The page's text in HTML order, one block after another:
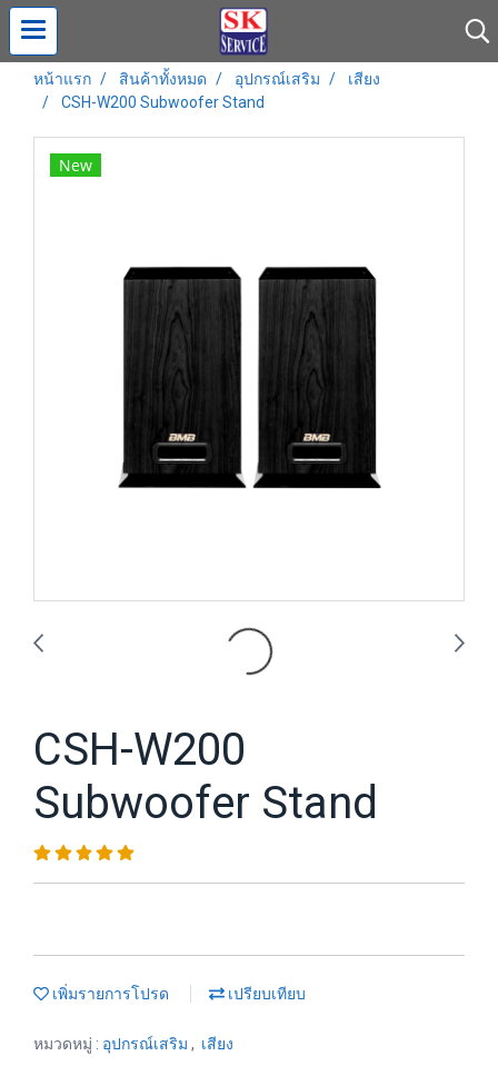
หน้าแรก สินค้าทั้งหมด อุปกรณ์เสริม
เสียง
CSH-W200 Subwoofer Stand
New
CSH-W200
Subwoofer Stand
เพิ่มรายการโปรด เปรียบเทียบ
หมวดหมู่ : อุปกรณ์เสริม , เสียง